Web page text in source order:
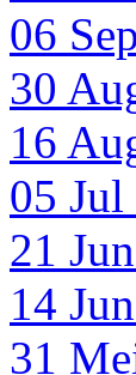
06
30
16
05
21
14
31